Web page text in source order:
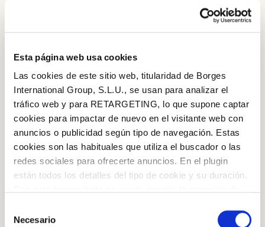
Esta página web usa cookies
Las cookies de este sitio web, titularidad de Borges
International Group, S.L.U., se usan para analizar el
tráfico web y para RETARGETING, lo que supone captar
cookies para impactar de nuevo en el visitante web con
anuncios o publicidad según tipo de navegación. Estas
cookies son las habituales que utiliza el buscador o las
redes sociales para ofrecerte anuncios. En el plugin
están todos los detalles del tipo de cookie y su duración.
la web aparece cómo evitar las cookies en el navegador.
Necesario
consiste una buena calabaza al horno, cortada por la mitad,
acompañada de una guarnición de espinacas y frutos secos (y,
toda la familia, y os sentiréis ligeros e hipervitaminados.
Unafonduede chocolate negro con fruta.En lugar de esos
postres cremosos, los helados, los turrones y demás dulces
tentaciones navideñas, puedes apostar por una fonduede
frutas variadas con chocolate negro fundido: nunca falla.
Brochetas de verduras.La brocheta siempre viste, permite
numerosas combinaciones y podemos sorprender al personal
con creaciones sui géneris. ¿Qué tal una mezcla de tofu,
mozzarella
Log in with Google